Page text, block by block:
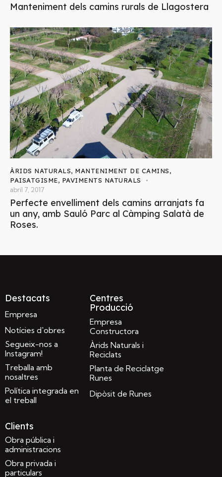
Manteniment dels camins rurals de Llagostera
ÀRIDS NATURALS, MANTENIMENT DE CAMINS,
PAISATGISME, PAVIMENTS NATURALS
abril 7, 2017
Perfecte envelliment dels camins arranjats fa
un any, amb Sauló Parc al Càmping Salatà de
Roses.
Destacats
Empresa
Notícies d'obres
Segueix-nos a
Instagram!
Treballa amb
nosaltres
Política integrada en
el treball
Centres
Producció
Empresa
Constructora
Àrids Naturals i
Reciclats
Planta de Reciclatge
Runes
Dipòsit de Runes
Clients
Obra pública i
administracions
Obra privada i
particulars